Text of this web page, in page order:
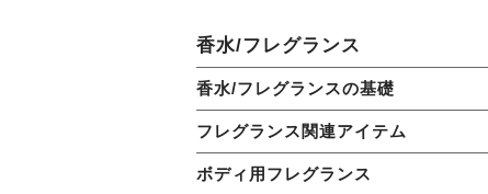
香水/フレグランス
香水/フレグランスの基礎
フレグランス関連アイテム
ボディ用フレグランス